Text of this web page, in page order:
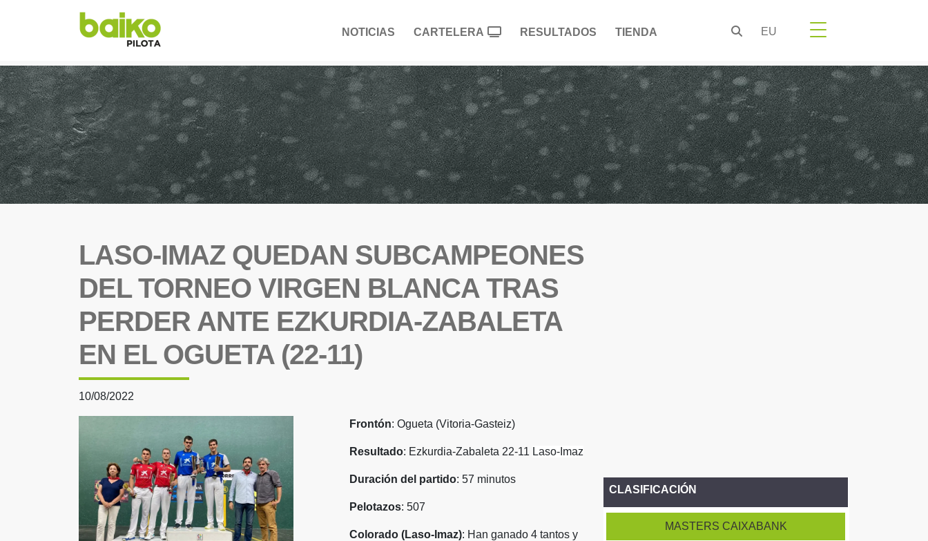
NOTICIAS CARTELERA RESULTADOS TIENDA EU
LASO-IMAZ QUEDAN SUBCAMPEONES
DEL TORNEO VIRGEN BLANCA TRAS
PERDER ANTE EZKURDIA-ZABALETA
EN EL OGUETA (22-11)
10/08/2022
Frontón: Ogueta (Vitoria-Gasteiz)
Resultado: Ezkurdia-Zabaleta 22-11 Laso-Imaz
Duración del partido: 57 minutos
Pelotazos: 507
Colorado (Laso-Imaz): Han ganado 4 tantos y
CLASIFICACIÓN
MASTERS CAIXABANK